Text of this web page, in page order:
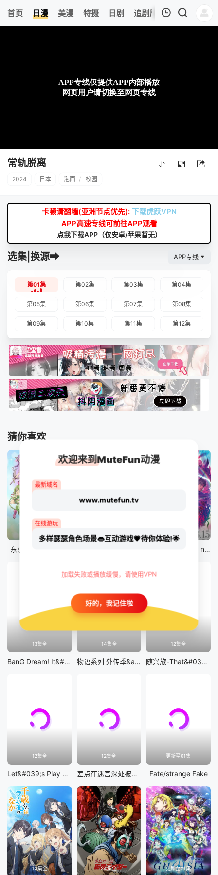
首页 日漫 美漫 特摄 日剧 追剧周表 今日更新
常轨脱离
2024 日本 泡面 / 校园
卡顿请翻墙(亚洲节点优先): 下载虎跃VPN
APP高速专线可前往APP观看
点我下载APP（仅安卓/苹果暂无）
选集|换源➡ APP专线
第01集 第02集 第03集 第04集
第05集 第06集 第07集 第08集
第09集 第10集 第11集 第12集
猜你喜欢
12集全
东京猫猫 NEW～♡ 剧场版 Fate/stay night [Heaven&#039;s Feel] III.spring song
13集全
BanG Dream! It&#039;s MyGO!!!!!
14集全
物语系列 外传季&amp;怪物季
12集全
随兴旅-That&#039;s Journey-
12集全
Let&#039;s Play 充满挑战的人生
12集全
差点在迷宫深处被信任的伙伴杀掉，但靠着天赐技能「无限扭蛋」获得等级9999的伙伴，我要向前队友和世界展开复仇&amp;「给他们好看！」
更新至01集
Fate/strange Fake
13集全 24集全 更新至21集
欢迎来到MuteFun动漫
最新域名
www.mutefun.tv
在线游玩
多样瑟瑟角色场景👄互动游戏💗待你体验!🌟
加载失败或播放缓慢，请使用VPN
好的，我记住啦